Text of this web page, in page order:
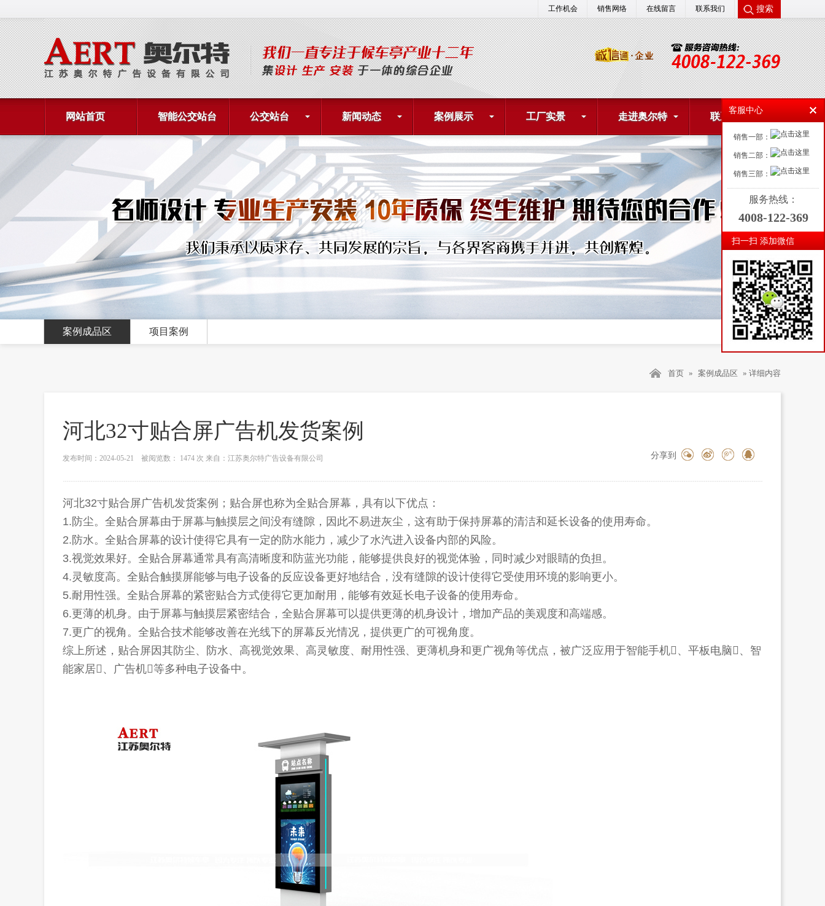
搜索
工作机会 销售网络 在线留言 联系我们
网站首页 智能公交站台 公交站台 新闻动态 案例展示 工厂实景 走进奥尔特 联系我们
案例成品区 项目案例
首页 » 案例成品区 » 详细内容
分享到
河北32寸贴合屏广告机发货案例
发布时间：2024-05-21 被阅览数： 1474 次 来自：江苏奥尔特广告设备有限公司
河北32寸贴合屏广告机发货案例 ；贴合屏也称为全贴合屏幕，具有以下优点：
1.防尘。全贴合屏幕由于屏幕与触摸层之间没有缝隙，因此不易进灰尘，这有助于保持屏幕的清洁和延长设备的使用寿命。
2.防水。全贴合屏幕的设计使得它具有一定的防水能力，减少了水汽进入设备内部的风险。
3.视觉效果好。全贴合屏幕通常具有高清晰度和防蓝光功能，能够提供良好的视觉体验，同时减少对眼睛的负担。
4.灵敏度高。全贴合触摸屏能够与电子设备的反应设备更好地结合，没有缝隙的设计使得它受使用环境的影响更小。
5.耐用性强。全贴合屏幕的紧密贴合方式使得它更加耐用，能够有效延长电子设备的使用寿命。
6.更薄的机身。由于屏幕与触摸层紧密结合，全贴合屏幕可以提供更薄的机身设计，增加产品的美观度和高端感。
7.更广的视角。全贴合技术能够改善在光线下的屏幕反光情况，提供更广的可视角度。
综上所述，贴合屏因其防尘、防水、高视觉效果、高灵敏度、耐用性强、更薄机身和更广视角等优点，被广泛应用于智能手机、平板电脑、智
能家居、广告机等多种电子设备中。
客服中心
销售一部：
销售二部：
销售三部：
服务热线：
4008-122-369
扫一扫 添加微信